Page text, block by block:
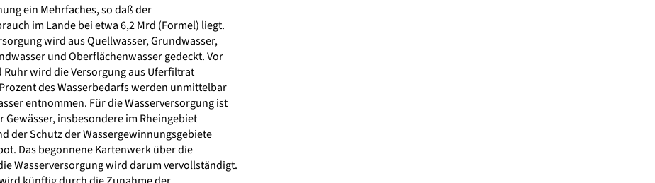
ein Mehrfaches, so daß der
im Lande bei etwa 6,2 Mrd (Formel) liegt.
wird aus Quellwasser, Grundwasser,
und Oberflächenwasser gedeckt. Vor
Ruhr wird die Versorgung aus Uferfiltrat
des Wasserbedarfs werden unmittelbar
entnommen. Für die Wasserversorgung ist
Gewässer, insbesondere im Rheingebiet
der Schutz der Wassergewinnungsgebiete
Das begonnene Kartenwerk über die
Wasserversorgung wird darum vervollständigt.